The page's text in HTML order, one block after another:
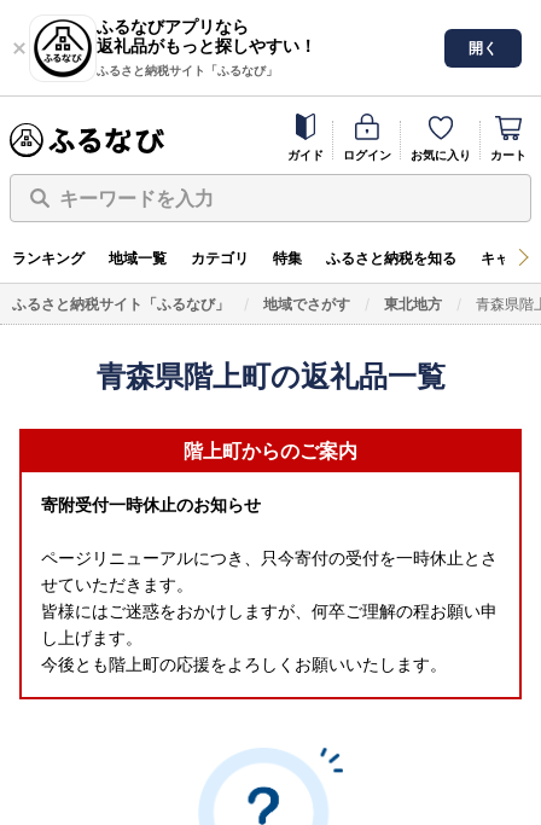
ふるなびアプリなら
返礼品がもっと探しやすい！
ふるさと納税サイト「ふるなび」
開く
ガイド ログイン お気に入り カート
キーワードを入力
ランキング 地域一覧 カテゴリ 特集 ふるさと納税を知る キャン
ふるさと納税サイト「ふるなび」 地域でさがす 東北地方 青森県階
青森県階上町の返礼品一覧
階上町からのご案内
寄附受付一時休止のお知らせ
ページリニューアルにつき、只今寄付の受付を一時休止とさ
せていただきます。
皆様にはご迷惑をおかけしますが、何卒ご理解の程お願い申
し上げます。
今後とも階上町の応援をよろしくお願いいたします。